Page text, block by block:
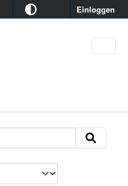
Einloggen